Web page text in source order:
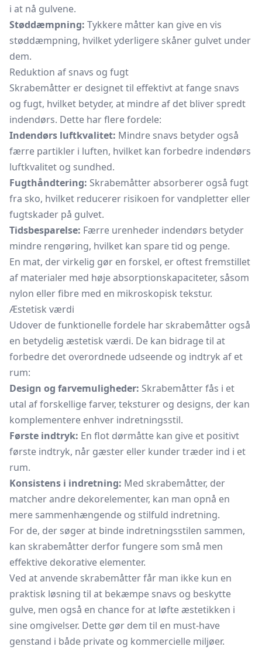
i at nå gulvene.
Støddæmpning: Tykkere måtter kan give en vis
støddæmpning, hvilket yderligere skåner gulvet under
dem.
Reduktion af snavs og fugt
Skrabemåtter er designet til effektivt at fange snavs
og fugt, hvilket betyder, at mindre af det bliver spredt
indendørs. Dette har flere fordele:
Indendørs luftkvalitet: Mindre snavs betyder også
færre partikler i luften, hvilket kan forbedre indendørs
luftkvalitet og sundhed.
Fugthåndtering: Skrabemåtter absorberer også fugt
fra sko, hvilket reducerer risikoen for vandpletter eller
fugtskader på gulvet.
Tidsbesparelse: Færre urenheder indendørs betyder
mindre rengøring, hvilket kan spare tid og penge.
En mat, der virkelig gør en forskel, er oftest fremstillet
af materialer med høje absorptionskapaciteter, såsom
nylon eller fibre med en mikroskopisk tekstur.
Æstetisk værdi
Udover de funktionelle fordele har skrabemåtter også
en betydelig æstetisk værdi. De kan bidrage til at
forbedre det overordnede udseende og indtryk af et
rum:
Design og farvemuligheder: Skrabemåtter fås i et
utal af forskellige farver, teksturer og designs, der kan
komplementere enhver indretningsstil.
Første indtryk: En flot dørmåtte kan give et positivt
første indtryk, når gæster eller kunder træder ind i et
rum.
Konsistens i indretning: Med skrabemåtter, der
matcher andre dekorelementer, kan man opnå en
mere sammenhængende og stilfuld indretning.
For de, der søger at binde indretningsstilen sammen,
kan skrabemåtter derfor fungere som små men
effektive dekorative elementer.
Ved at anvende skrabemåtter får man ikke kun en
praktisk løsning til at bekæmpe snavs og beskytte
gulve, men også en chance for at løfte æstetikken i
sine omgivelser. Dette gør dem til en must-have
genstand i både private og kommercielle miljøer.